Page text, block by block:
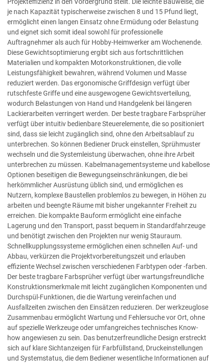
Projekteffizienz in den Vordergrund stellt. Die leichte Bauweise, die
je nach Kapazität typischerweise zwischen 8 und 15 Pfund liegt,
ermöglicht einen langen Einsatz ohne Ermüdung oder Belastung
und eignet sich somit ideal sowohl für professionelle
Auftragnehmer als auch für Hobby-Heimwerker am Wochenende.
Diese Gewichtsoptimierung ergibt sich aus fortschrittlichen
Materialien und kompakten Motorkonstruktionen, die volle
Leistungsfähigkeit bewahren, während Volumen und Masse
reduziert werden. Das ergonomische Griffdesign verfügt über
rutschfeste Griffe und eine ausgewogene Gewichtsverteilung,
wodurch Belastungen von Hand und Handgelenk bei längeren
Lackierarbeiten verringert werden. Der beste tragbare Farbsprüher
verfügt über intuitiv bedienbare Steuerelemente, die so positioniert
sind, dass sie leicht zugänglich sind, ohne den Arbeitsablauf zu
unterbrechen. So können Bediener Druck einstellen, Sprühmuster
wechseln und die Systemleistung überwachen, ohne ihre Arbeit
unterbrechen zu müssen. Kabelmanagementsysteme und kabellose
Optionen beseitigen die Bewegungseinschränkungen, die bei
herkömmlicher Ausrüstung üblich sind, und ermöglichen es
Nutzern, komplexe Baustellen problemlos zu bewegen, in Höhen zu
arbeiten und beengte Räume mit bisher ungekannter Freiheit zu
erreichen. Die kompakte Bauform ermöglicht eine einfache
Lagerung und den Transport, passt bequem in Standardfahrzeuge
und benötigt zwischen den Projekten nur wenig Stauraum.
Schnellkupplungssysteme ermöglichen einen schnellen Auf- und
Abbau, verkürzen die Projektvorbereitungszeit und erlauben
effiziente Wechsel zwischen verschiedenen Farbtypen oder -farben.
Der beste tragbare Farbsprüher verfügt über wartungsfreundliche
Konstruktionsmerkmale mit leicht zugänglichen Komponenten und
Durchspül-Funktionen, die die Wartung vereinfachen und
Ausfallzeiten zwischen den Einsätzen reduzieren. Der werkzeuglose
Zusammenbau ermöglicht Wartung und Fehlersuche vor Ort, ohne
auf spezielle Werkzeuge oder umfangreiches technisches Know-
how angewiesen zu sein. Das benutzerfreundliche Design erstreckt
sich auf klare Sichtanzeigen für Farbfüllstand, Druckeinstellungen
und Systemstatus, die dem Bediener wesentliche Informationen auf